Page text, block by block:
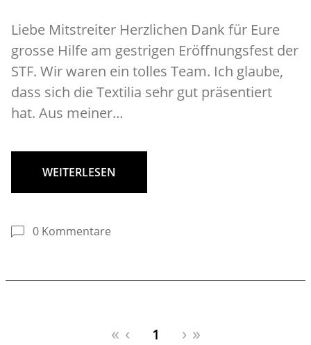
Liebe Mitstreiter Herzlichen Dank für Eure
grosse Hilfe am gestrigen Eröffnungsfest der
STF. Wir waren ein tolles Team. Ich glaube,
dass sich die Textilia sehr gut präsentiert
hat. Aus meiner…
WEITERLESEN
0 Kommentare
« ‹ 1 › »